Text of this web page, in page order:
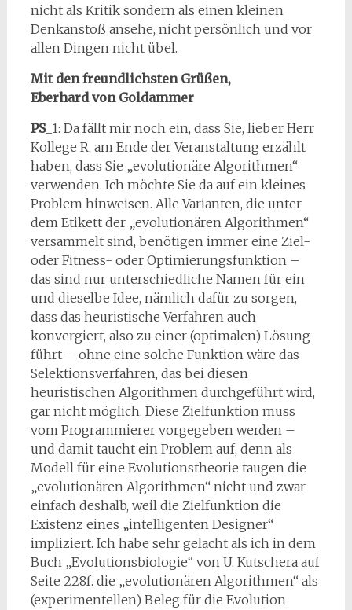
nicht als Kritik sondern als einen kleinen
Denkanstoß ansehe, nicht persönlich und vor
allen Dingen nicht übel.
Mit den freundlichsten Grüßen,
Eberhard von Goldammer
PS_1: Da fällt mir noch ein, dass Sie, lieber Herr
Kollege R. am Ende der Veranstaltung erzählt
haben, dass Sie „evolutionäre Algorithmen“
verwenden. Ich möchte Sie da auf ein kleines
Problem hinweisen. Alle Varianten, die unter
dem Etikett der „evolutionären Algorithmen“
versammelt sind, benötigen immer eine Ziel-
oder Fitness- oder Optimie­rungsfunktion –
das sind nur unterschiedliche Namen für ein
und dieselbe Idee, nämlich dafür zu sorgen,
dass das heuristi­sche Verfahren auch
konvergiert, also zu einer (optimalen) Lösung
führt – ohne eine solche Funktion wäre das
Selektions­verfahren, das bei diesen
heuristischen Algorithmen durchgeführt wird,
gar nicht möglich. Diese Zielfunktion muss
vom Programmierer vorgegeben werden –
und damit taucht ein Problem auf, denn als
Modell für eine Evolutionstheorie taugen die
„evolutionären Algorithmen“ nicht und zwar
einfach deshalb, weil die Zielfunktion die
Existenz eines „intelligenten Designer“
impliziert. Ich habe sehr gelacht als ich in dem
Buch „Evolutionsbiologie“ von U. Kutschera auf
Seite 228f. die „evolutionären Algorithmen“ als
(experimentellen) Beleg für die Evolution